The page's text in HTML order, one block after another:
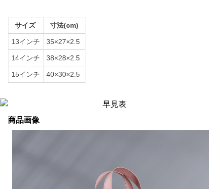
サイズ 寸法(cm)
13インチ 35×27×2.5
14インチ 38×28×2.5
15インチ 40×30×2.5
商品画像